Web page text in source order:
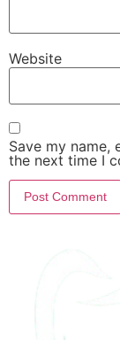
Website
Save my name,
the next time I